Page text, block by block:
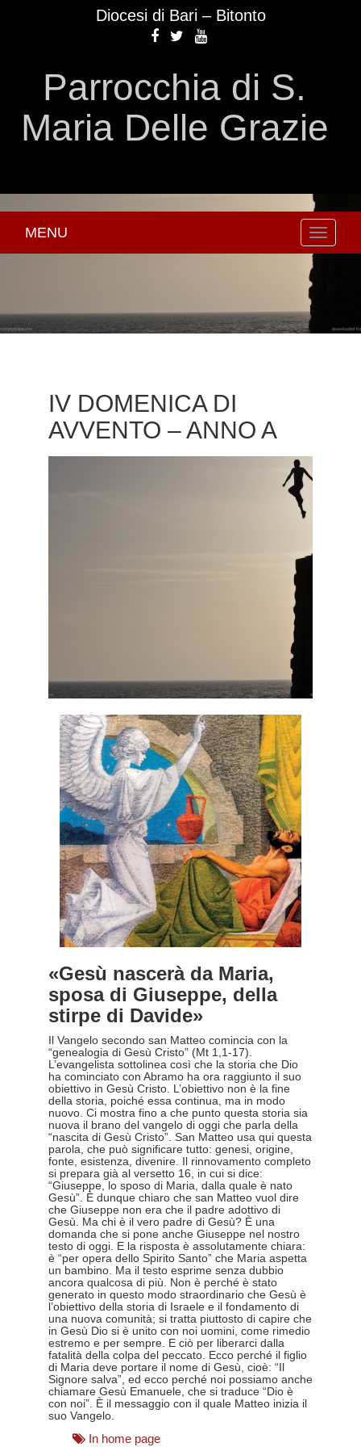
Diocesi di Bari – Bitonto
Parrocchia di S.
Maria Delle Grazie
MENU
IV DOMENICA DI
AVVENTO – ANNO A
«Gesù nascerà da Maria,
sposa di Giuseppe, della
stirpe di Davide»
Il Vangelo secondo san Matteo comincia con la
“genealogia di Gesù Cristo” (Mt 1,1-17).
L’evangelista sottolinea così che la storia che Dio
ha cominciato con Abramo ha ora raggiunto il suo
obiettivo in Gesù Cristo. L’obiettivo non è la fine
della storia, poiché essa continua, ma in modo
nuovo. Ci mostra fino a che punto questa storia sia
nuova il brano del vangelo di oggi che parla della
“nascita di Gesù Cristo”. San Matteo usa qui questa
parola, che può significare tutto: genesi, origine,
fonte, esistenza, divenire. Il rinnovamento completo
si prepara già al versetto 16, in cui si dice:
“Giuseppe, lo sposo di Maria, dalla quale è nato
Gesù”. È dunque chiaro che san Matteo vuol dire
che Giuseppe non era che il padre adottivo di
Gesù. Ma chi è il vero padre di Gesù? È una
domanda che si pone anche Giuseppe nel nostro
testo di oggi. E la risposta è assolutamente chiara:
è “per opera dello Spirito Santo” che Maria aspetta
un bambino. Ma il testo esprime senza dubbio
ancora qualcosa di più. Non è perché è stato
generato in questo modo straordinario che Gesù è
l’obiettivo della storia di Israele e il fondamento di
una nuova comunità; si tratta piuttosto di capire che
in Gesù Dio si è unito con noi uomini, come rimedio
estremo e per sempre. E ciò per liberarci dalla
fatalità della colpa del peccato. Ecco perché il figlio
di Maria deve portare il nome di Gesù, cioè: “Il
Signore salva”, ed ecco perché noi possiamo anche
chiamare Gesù Emanuele, che si traduce “Dio è
con noi”. È il messaggio con il quale Matteo inizia il
suo Vangelo.
In home page